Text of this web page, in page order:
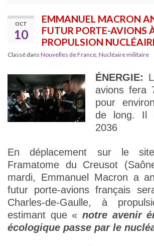
OCT
10
EMMANUEL MACRON
FUTUR PORTE-AVIONS
PROPULSION
Classé dans Nouvelles de France, Nucléaire militaire
ÉNERGIE:
avions fera
pour
de long. Il
2036
En déplacement sur le
Framatome du Creusot
mardi, Emmanuel Macron a
futur porte-avions français
Charles-de-Gaulle, à
estimant que « notre avenir
écologique passe par le